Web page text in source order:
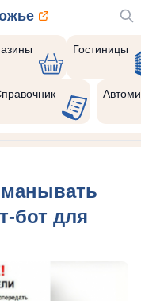
Гостиницы
бот для